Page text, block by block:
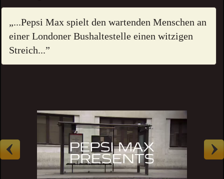
„...Pepsi Max spielt den wartenden Menschen an
einer Londoner Bushaltestelle einen witzigen
Streich...”